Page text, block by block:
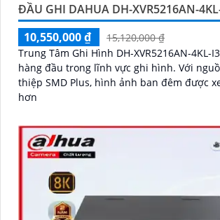
ĐẦU GHI DAHUA DH-XVR5216AN-
10,550,000 ₫
15,120,000 ₫
Trung Tâm Ghi Hình DH-XVR5216AN-4KL-
hàng đầu trong lĩnh vực ghi hình. Với nguồn cấp can
thiệp SMD Plus, hình ảnh ban đêm được
hơn